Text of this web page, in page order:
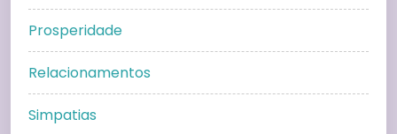
Prosperidade
Relacionamentos
Simpatias